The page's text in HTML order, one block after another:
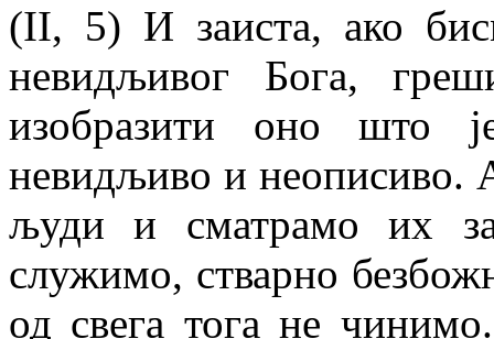
(II, 5) И заиста, ако
невидљивог Бога,
изобразити оно што
невидљиво и неописиво.
људи и сматрамо их
служимо, стварно
од свега тога не